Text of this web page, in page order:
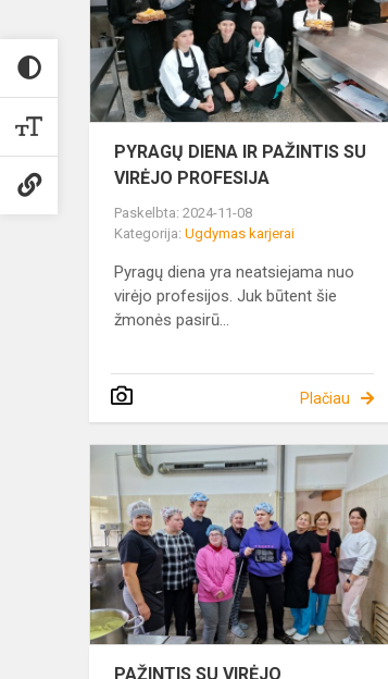
PYRAGŲ DIENA IR PAŽINTIS SU
VIRĖJO PROFESIJA
Paskelbta: 2024-11-08
Kategorija: Ugdymas karjerai
Pyragų diena yra neatsiejama nuo
virėjo profesijos. Juk būtent šie
žmonės pasirū...
Plačiau
PAŽINTIS SU VIRĖJO